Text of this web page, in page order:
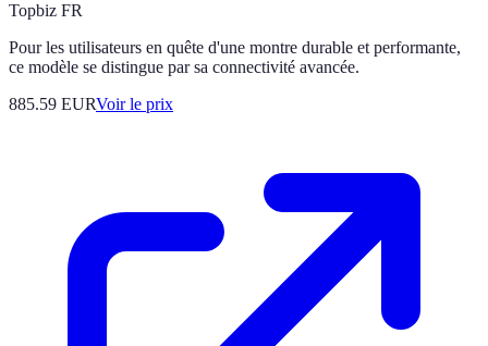
Topbiz FR
Pour les utilisateurs en quête d'une montre durable et performante,
ce modèle se distingue par sa connectivité avancée.
885.59 EURVoir le prix